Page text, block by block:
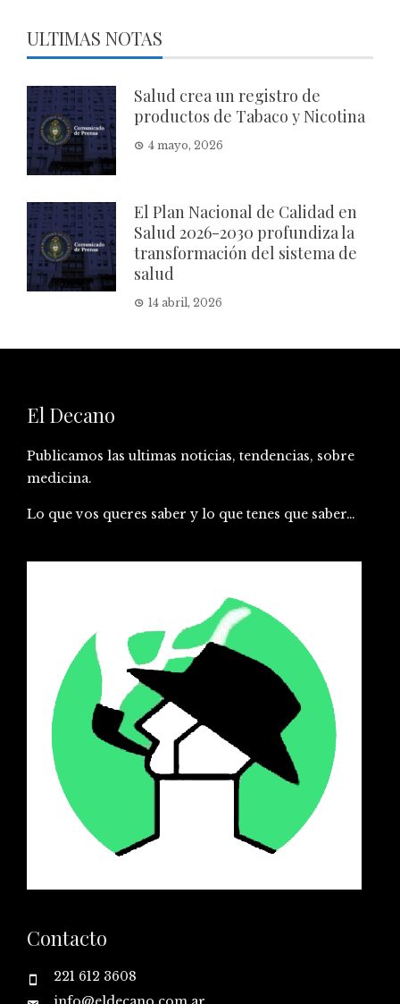
ULTIMAS NOTAS
Salud crea un registro de
productos de Tabaco y Nicotina
4 mayo, 2026
El Plan Nacional de Calidad en
Salud 2026-2030 profundiza la
transformación del sistema de
salud
14 abril, 2026
El Decano
Publicamos las ultimas noticias, tendencias, sobre
medicina.
Lo que vos queres saber y lo que tenes que saber…
Contacto
221 612 3608